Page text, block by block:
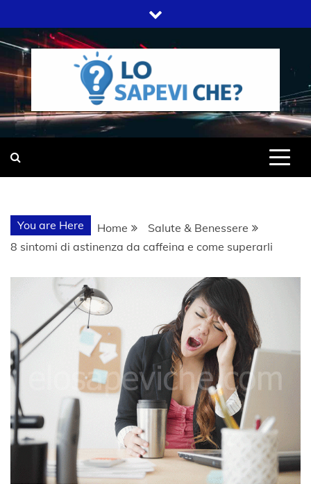
to
content
LO SAPEVI
CHE?
SITO WEB DEL GRUPPO LIFELIVE
You are Here Home
Salute & Benessere
8 sintomi di astinenza da caffeina e come superarli